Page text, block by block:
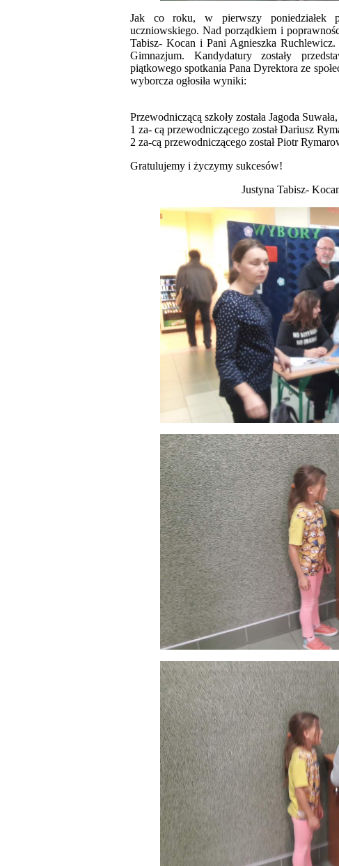
Jak co roku, w pierwszy poniedziałek
uczniowskiego. Nad porządkiem i
Tabisz- Kocan i Pani Agnieszka
Gimnazjum. Kandydatury zostały
piątkowego spotkania Pana Dyrektora ze
wyborcza ogłosiła wyniki:
Przewodniczącą szkoły została Jagoda
1 za- cą przewodniczącego został Dariusz
2 za-cą przewodniczącego został Piotr
Gratulujemy i życzymy sukcesów!
Justyna Tabisz-